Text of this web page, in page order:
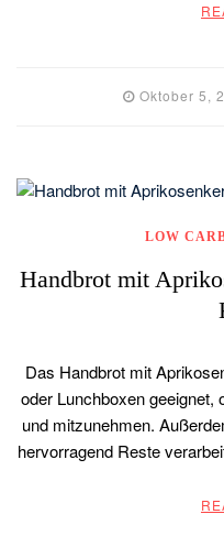
Oktober 5,
LOW
Handbrot mit
Das Handbrot mit
oder Lunchboxen
und mitzunehmen.
hervorragend Reste